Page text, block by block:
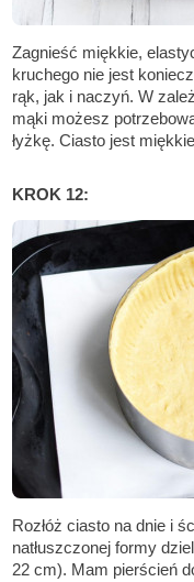
Zagnieść miękkie,
kruchego nie jest
rąk, jak i naczyń. W
mąki możesz
łyżkę. Ciasto jest
KROK 12:
Rozłóż ciasto na dnie i
natłuszczonej formy
22 cm). Mam pierścień